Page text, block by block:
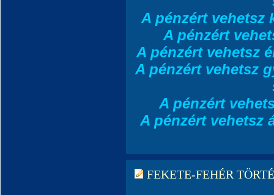
A pénzért vehetsz
A pénzért
A pénzért vehetsz
A pénzért vehetsz
A pénzért
A pénzért vehetsz
FEKETE-FEHÉR